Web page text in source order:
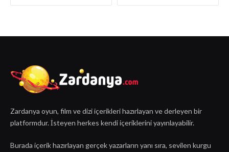
Zardanya oyun, film ve dizi içerikleri hazırlayan ve derleyen bir
platformdur. İsteyen herkes kendi içeriklerini yayınlayabilir.
Burada içerik hazırlayan gerçek yazarların yanı sıra, sevilen kurgu